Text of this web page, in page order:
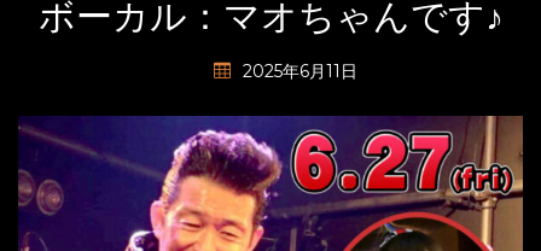
ボーカル：マオちゃんです♪
2025年6月11日